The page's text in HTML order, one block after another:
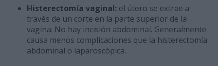
Histerectomía vaginal: el útero se extrae a
través de un corte en la parte superior de la
vagina. No hay incisión abdominal. Generalmente
causa menos complicaciones que la histerectomía
abdominal o laparoscópica.